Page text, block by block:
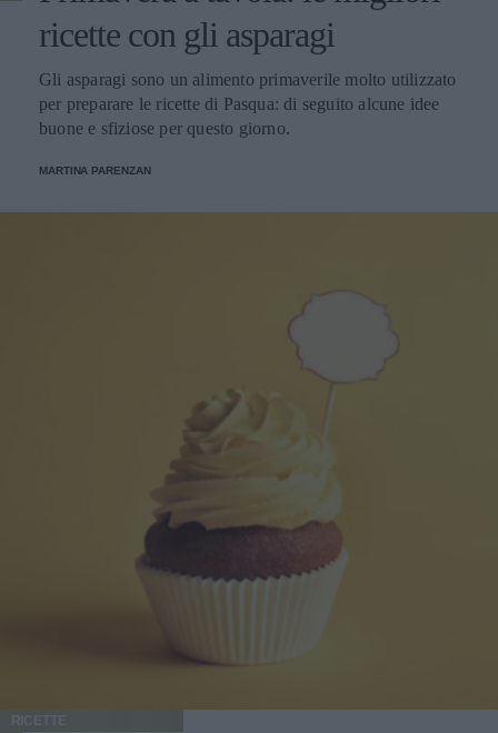
ricette con gli asparagi
Gli asparagi sono un alimento primaverile molto utilizzato
per preparare le ricette di Pasqua: di seguito alcune idee
buone e sfiziose per questo giorno.
MARTINA PARENZAN
RICETTE